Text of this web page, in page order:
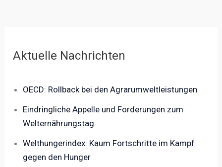
Aktuelle Nachrichten
OECD: Rollback bei den Agrarumweltleistungen
Eindringliche Appelle und Forderungen zum
Welternährungstag
Welthungerindex: Kaum Fortschritte im Kampf
gegen den Hunger